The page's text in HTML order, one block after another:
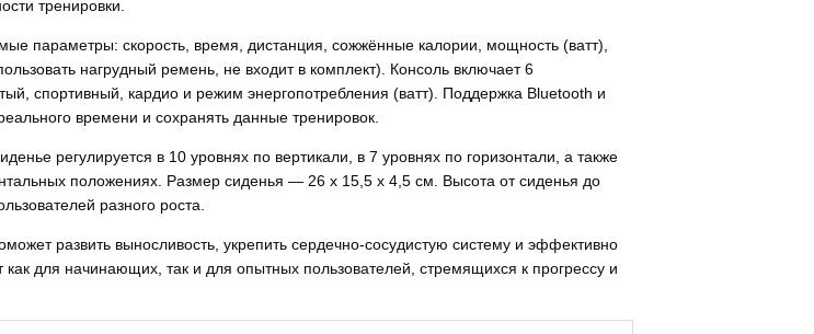
тренировки.
параметры: скорость, время, дистанция, сожжённые калории, мощность (ватт),
нагрудный ремень, не входит в комплект). Консоль включает 6
спортивный, кардио и режим энергопотребления (ватт). Поддержка Bluetooth и
времени и сохранять данные тренировок.
регулируется в 10 уровнях по вертикали, в 7 уровнях по горизонтали, а также
положениях. Размер сиденья — 26 х 15,5 х 4,5 см. Высота от сиденья до
разного роста.
развить выносливость, укрепить сердечно-сосудистую систему и эффективно
для начинающих, так и для опытных пользователей, стремящихся к прогрессу и